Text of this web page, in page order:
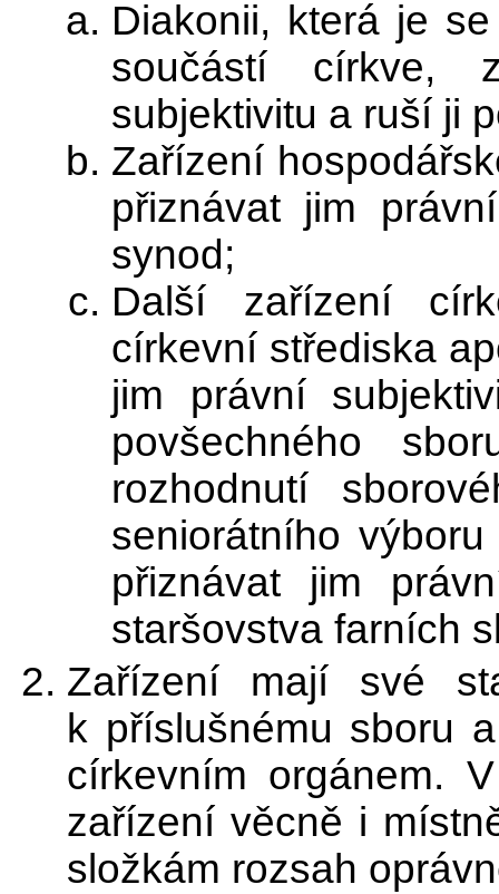
Diakonii, která je
součástí církve,
subjektivitu a ruší ji
Zařízení
přiznávat jim
synod;
Další zařízení
církevní střediska
jim právní
povšechného
rozhodnutí
seniorátního
přiznávat jim
staršovstva farních
Zařízení mají své
k příslušnému sboru
církevním orgánem.
zařízení věcně i
složkám rozsah